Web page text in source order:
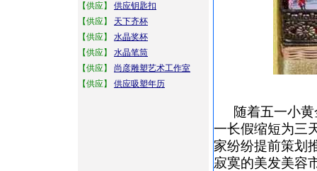
【供应】
供应钥匙扣
【供应】
天下齐杯
【供应】
水晶奖杯
【供应】
水晶笔筒
【供应】
尚彦雕塑艺术工作室
【供应】
供应吸塑年历
随着五一小
一长假缩短为三
家纷纷提前策划
寂寞的美发美容